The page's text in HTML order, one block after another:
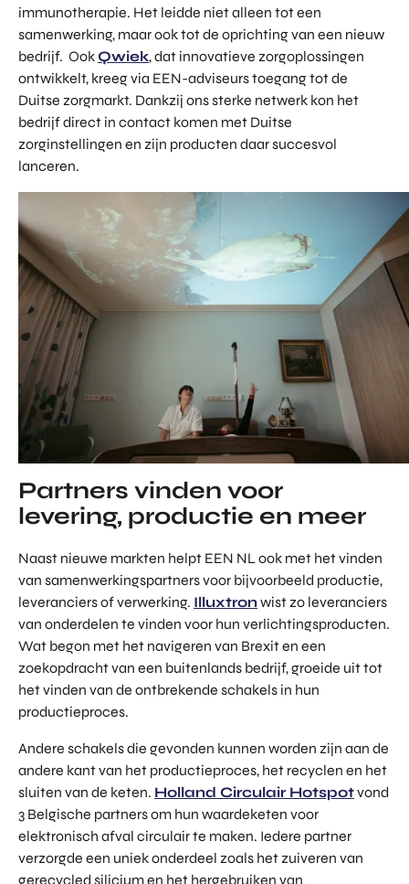
immunotherapie. Het leidde niet alleen tot een
samenwerking, maar ook tot de oprichting van een nieuw
bedrijf. OokQwiek, dat innovatieve zorgoplossingen
ontwikkelt, kreeg via EEN-adviseurs toegang tot de
Duitse zorgmarkt. Dankzij ons sterke netwerk kon het
bedrijf direct in contact komen met Duitse
zorginstellingen en zijn producten daar succesvol
lanceren.
Partners vinden voor
levering, productie en meer
Naast nieuwe markten helpt EEN NL ook met het vinden
van samenwerkingspartners voor bijvoorbeeld productie,
leveranciers of verwerking. Illuxtronwist zo leveranciers
van onderdelen te vinden voor hun verlichtingsproducten.
Wat begon met het navigeren van Brexit en een
zoekopdracht van een buitenlands bedrijf, groeide uit tot
het vinden van de ontbrekende schakels in hun
productieproces.
Andere schakels die gevonden kunnen worden zijn aan de
andere kant van het productieproces, het recyclen en het
sluiten van de keten. Holland Circulair Hotspotvond
3 Belgische partners om hun waardeketen voor
elektronisch afval circulair te maken. Iedere partner
verzorgde een uniek onderdeel zoals het zuiveren van
gerecycled silicium en het hergebruiken van